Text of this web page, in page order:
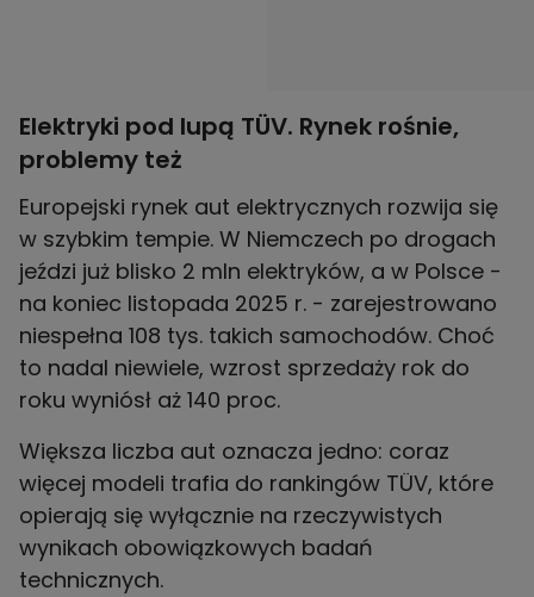
Elektryki pod lupą TÜV. Rynek rośnie,
problemy też
Europejski rynek aut elektrycznych rozwija się
w szybkim tempie. W Niemczech po drogach
jeździ już blisko 2 mln elektryków, a w Polsce -
na koniec listopada 2025 r. - zarejestrowano
niespełna 108 tys. takich samochodów. Choć
to nadal niewiele, wzrost sprzedaży rok do
roku wyniósł aż 140 proc.
Większa liczba aut oznacza jedno: coraz
więcej modeli trafia do rankingów TÜV, które
opierają się wyłącznie na rzeczywistych
wynikach obowiązkowych badań
technicznych.